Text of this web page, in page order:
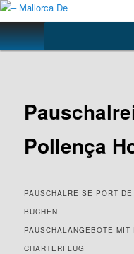
Skip
to
primary
content
Main
menu
Pollença
PAUSCHALREISE PORT
BUCHEN
PAUSCHALANGEBOTE
CHARTERFLUG